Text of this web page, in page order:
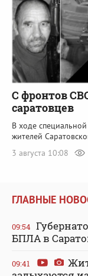
С фронтов
саратовцев
В ходе
жителей
3 августа 10:08
ГЛАВНЫЕ
09:54
БПЛА в
09:41